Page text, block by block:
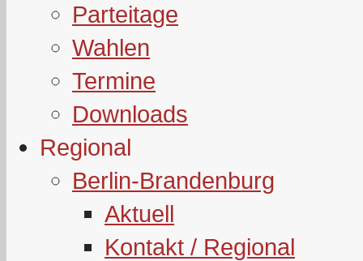
Parteitage
Wahlen
Termine
Downloads
Regional
Berlin-Brandenburg
Aktuell
Kontakt / Regional